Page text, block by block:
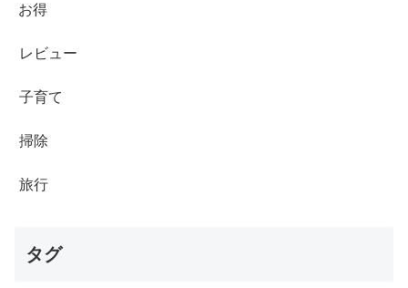
お得
レビュー
子育て
掃除
旅行
タグ